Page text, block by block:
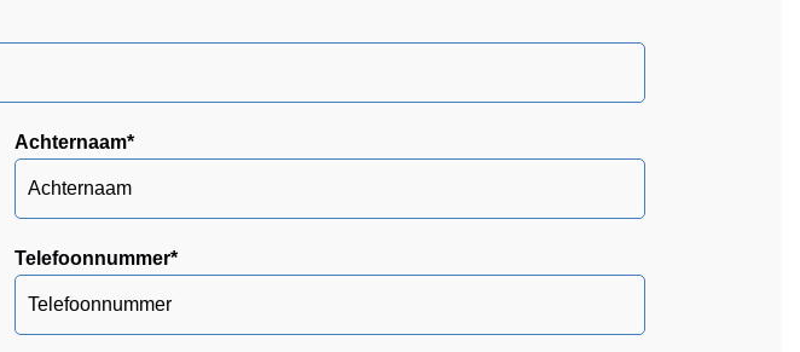
Achternaam*
Telefoonnummer*